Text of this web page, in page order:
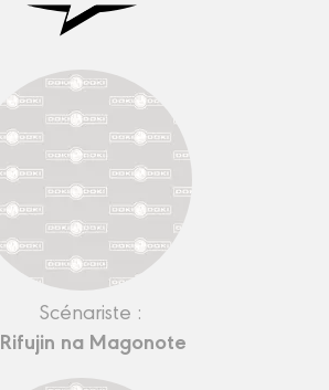
Scénariste :
Rifujin na Magonote